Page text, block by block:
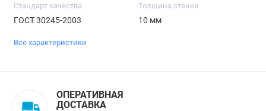
Стандарт качества
ГОСТ 30245-2003
Толщина стенки
10 мм
Все характеристики
ОПЕРАТИВНАЯ
ДОСТАВКА